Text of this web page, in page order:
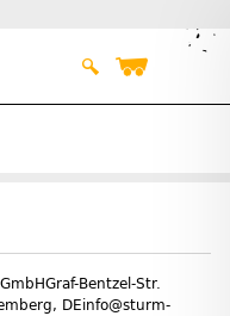
Bentzel-Str.
DEinfo@sturm-